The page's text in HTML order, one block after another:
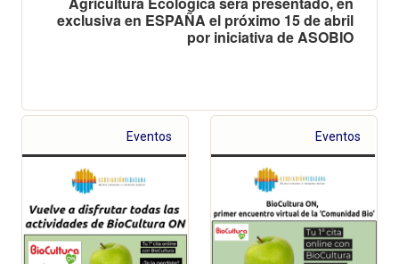
exclusiva en ESPAÑA el próximo 15 de abril
por iniciativa de ASOBIO
Eventos Eventos